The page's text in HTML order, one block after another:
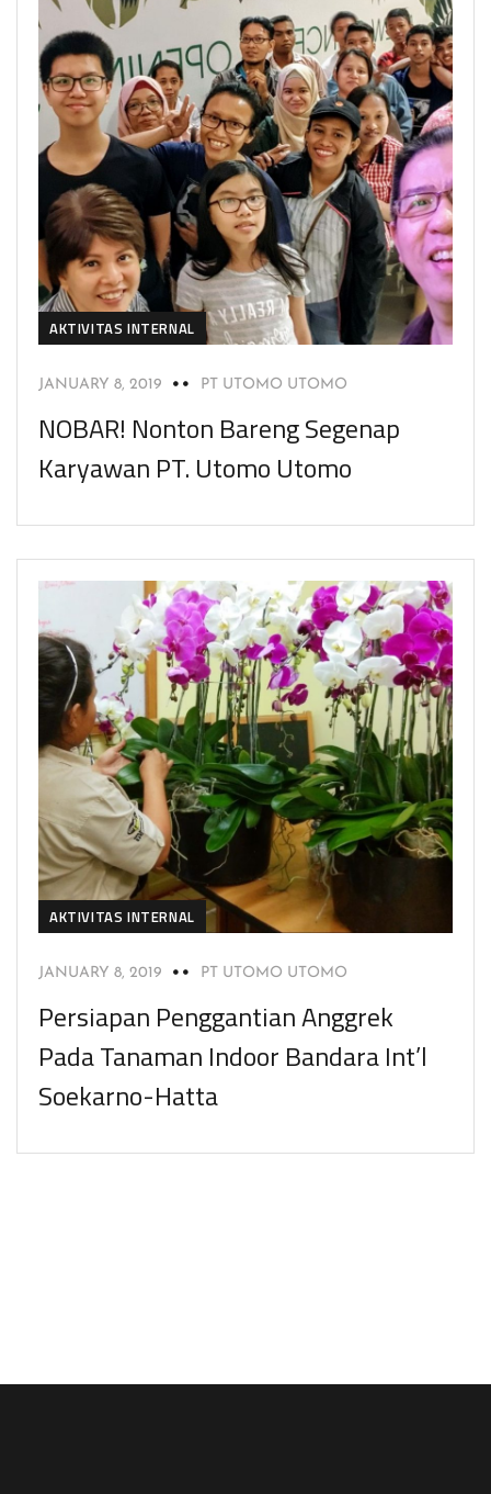
AKTIVITAS INTERNAL
JANUARY 8, 2019 PT UTOMO UTOMO
NOBAR! Nonton Bareng Segenap
Karyawan PT. Utomo Utomo
AKTIVITAS INTERNAL
JANUARY 8, 2019 PT UTOMO UTOMO
Persiapan Penggantian Anggrek
Pada Tanaman Indoor Bandara Int’l
Soekarno-Hatta